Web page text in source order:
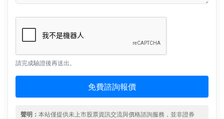
請完成驗證後再送出。
免費諮詢報價
聲明： 本站僅提供未上市股票資訊交流與價格諮詢服務，並非證券